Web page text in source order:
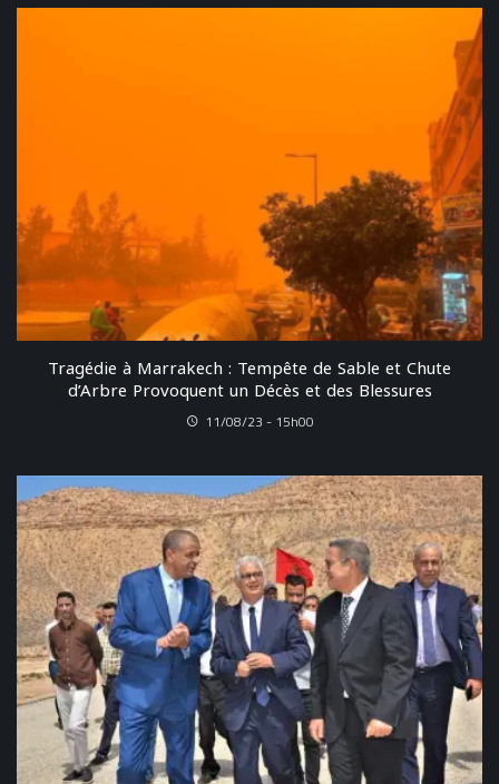
Tragédie à Marrakech : Tempête de Sable et Chute
d’Arbre Provoquent un Décès et des Blessures
11/08/23 - 15h00